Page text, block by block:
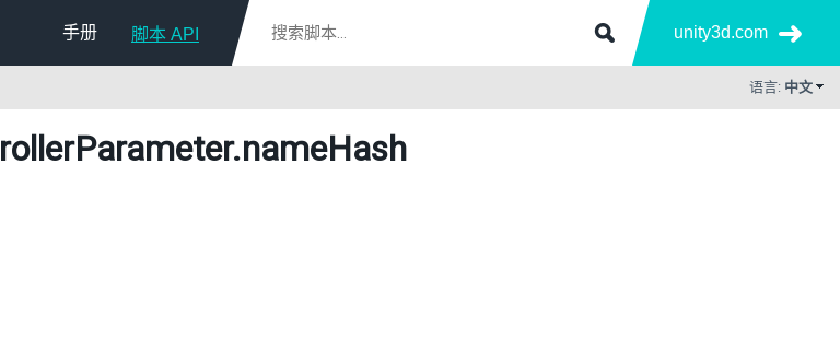
手册 脚本 API unity3d.com
语言: 中文
.nameHash